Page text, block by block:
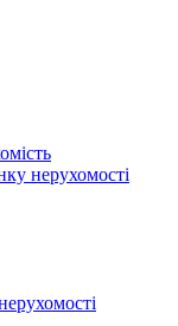
нерухомості